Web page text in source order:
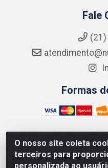
O nosso site coleta
terceiros para
personalizada ao
Fale
Formas
NUTRY MAX COMÉRCIO
LTDA - RUA DO